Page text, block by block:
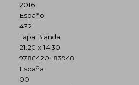
2016
Español
432
Tapa Blanda
21.20 x 14.30
9788420483948
España
00